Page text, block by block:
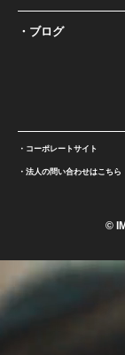
ブログ
コーポレートサイト
法人の問い合わせはこちら
©